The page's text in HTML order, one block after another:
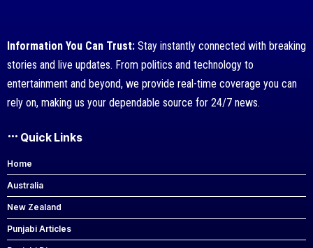
Information You Can Trust: Stay instantly connected with breaking
stories and live updates. From politics and technology to
entertainment and beyond, we provide real-time coverage you can
rely on, making us your dependable source for 24/7 news.
Quick Links
Home
Australia
New Zealand
Punjabi Articles